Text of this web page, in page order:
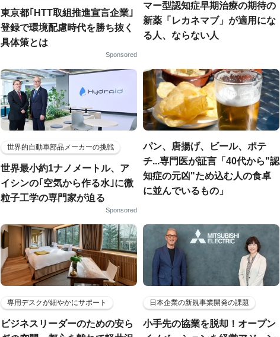
東京都｢HTT取組推進宣言企業｣
登録で環境配慮時代を勝ち抜く
具体策とは
Sponsored
マー型認知症早期治療の期待の
新薬「レカネマブ」が適用にな
る人、ならない人
世界的自動車部品メーカーの挑戦
世界最小約1ナノメートル、ア
イシンの｢空気から作る水｣に微
粒子工学の専門家が迫る
Sponsored
パン、唐揚げ、ビール、ポテ
チ...専門医が証言「40代から"認
知症の元凶"ため込む人の食卓
に並んでいるもの」
専用デスクが細やかにサポート
ビジネスリーダーのための安ら
日本企業の新規事業開発の課題
小手先の協業を脱却！オープン